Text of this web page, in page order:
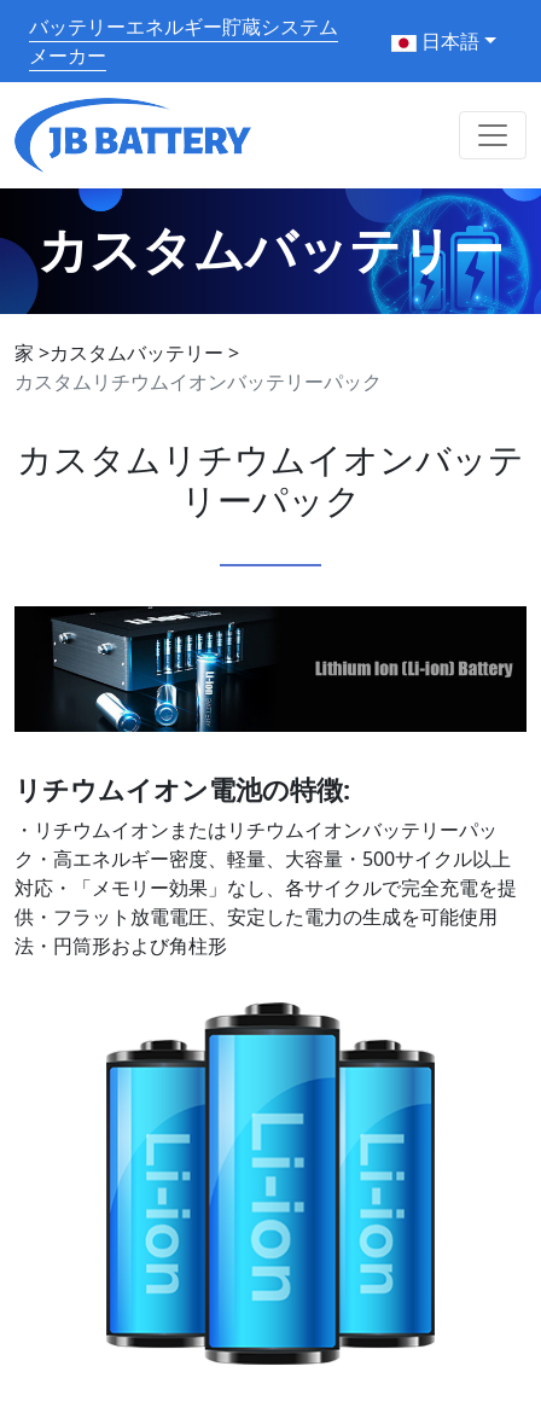
バッテリーエネルギー貯蔵システム
メーカー
日本語
カスタムバッテリー
家 >カスタムバッテリー >
カスタムリチウムイオンバッテリーパック
カスタムリチウムイオンバッテ
リーパック
リチウムイオン電池の特徴:
・リチウムイオンまたはリチウムイオンバッテリーパッ
ク・高エネルギー密度、軽量、大容量・500サイクル以上
対応・「メモリー効果」なし、各サイクルで完全充電を提
供・フラット放電電圧、安定した電力の生成を可能使用
法・円筒形および角柱形